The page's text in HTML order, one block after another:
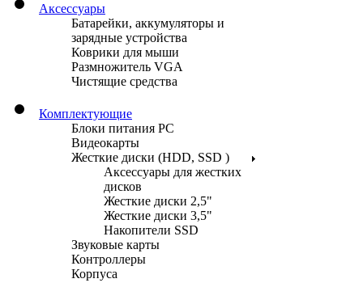
Аксессуары
Батарейки, аккумуляторы и
зарядные устройства
Коврики для мыши
Размножитель VGA
Чистящие средства
Комплектующие
Блоки питания PC
Видеокарты
Жесткие диски (HDD, SSD )
Аксессуары для жестких
дисков
Жесткие диски 2,5"
Жесткие диски 3,5"
Накопители SSD
Звуковые карты
Контроллеры
Корпуса